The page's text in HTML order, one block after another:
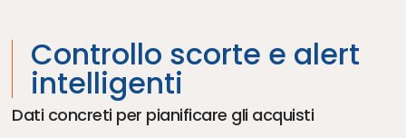
Controllo scorte e alert
intelligenti
Dati concreti per pianificare gli acquisti